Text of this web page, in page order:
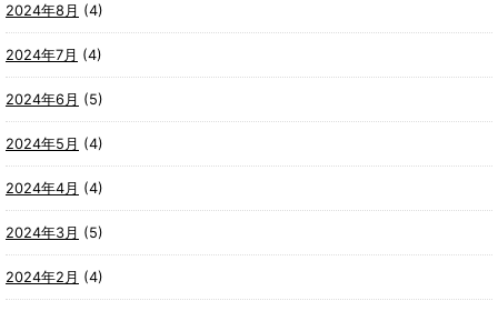
2024年8月 (4)
2024年7月 (4)
2024年6月 (5)
2024年5月 (4)
2024年4月 (4)
2024年3月 (5)
2024年2月 (4)